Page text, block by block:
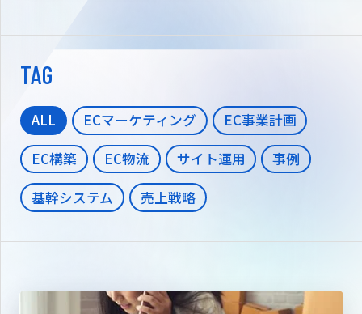
TAG
ALL ECマーケティング
EC事業計画
EC構築
EC物流 サイト運用
事例
基幹システム
売上戦略